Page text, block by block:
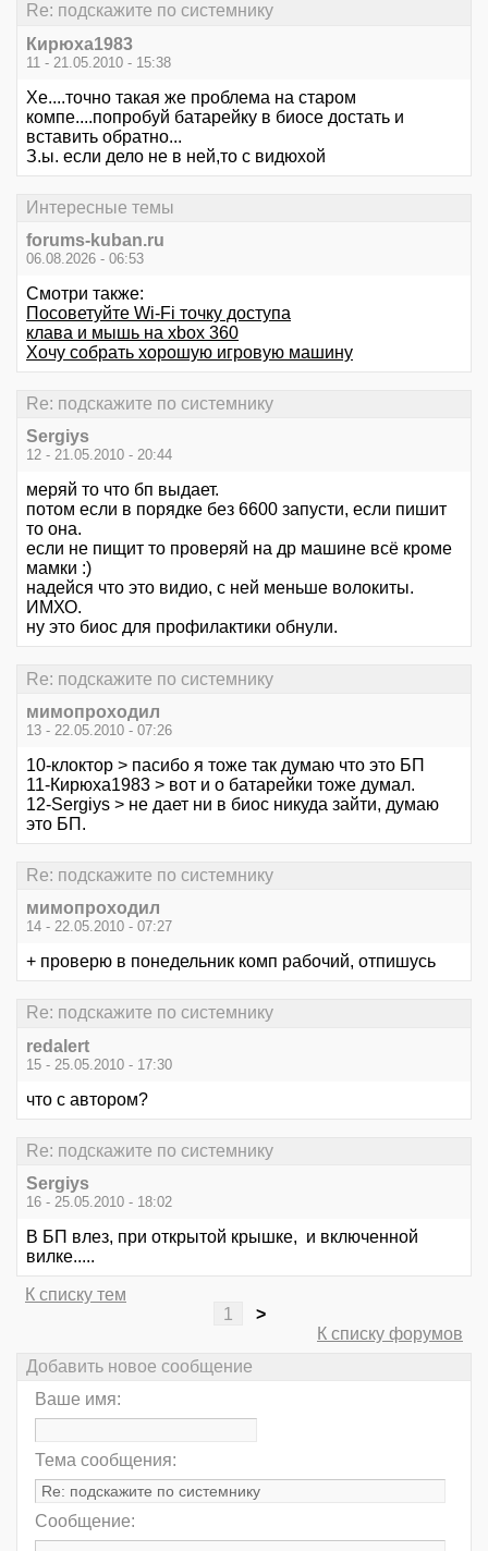
Re: подскажите по системнику
Кирюха1983
11 - 21.05.2010 - 15:38
Хе....точно такая же проблема на старом
компе....попробуй батарейку в биосе достать и
вставить обратно...
З.ы. если дело не в ней,то с видюхой
Интересные темы
forums-kuban.ru
06.08.2026 - 06:53
Смотри также:
Посоветуйте Wi-Fi точку доступа
клава и мышь на xbox 360
Хочу собрать хорошую игровую машину
Re: подскажите по системнику
Sergiys
12 - 21.05.2010 - 20:44
меряй то что бп выдает.
потом если в порядке без 6600 запусти, если пишит
то она.
если не пищит то проверяй на др машине всё кроме
мамки :)
надейся что это видио, с ней меньше волокиты.
ИМХО.
ну это биос для профилактики обнули.
Re: подскажите по системнику
мимопроходил
13 - 22.05.2010 - 07:26
10-клоктор > пасибо я тоже так думаю что это БП
11-Кирюха1983 > вот и о батарейки тоже думал.
12-Sergiys > не дает ни в биос никуда зайти, думаю
это БП.
Re: подскажите по системнику
мимопроходил
14 - 22.05.2010 - 07:27
+ проверю в понедельник комп рабочий, отпишусь
Re: подскажите по системнику
redalert
15 - 25.05.2010 - 17:30
что с автором?
Re: подскажите по системнику
Sergiys
16 - 25.05.2010 - 18:02
В БП влез, при открытой крышке, и включенной
вилке.....
К списку тем
1
>
К списку форумов
Добавить новое сообщение
Ваше имя:
Тема сообщения:
Сообщение: